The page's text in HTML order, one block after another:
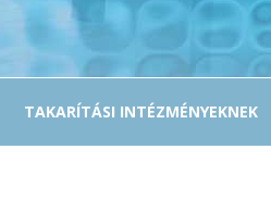
TAKARÍTÁSI INTÉZMÉNYEKNEK